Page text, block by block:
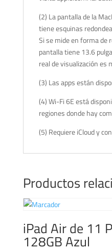
(2) La pantalla de la
tiene esquinas
Si se mide en forma de
pantalla tiene 13.6
real de visualización es
(3) Las apps están
(4) Wi-Fi 6E está
regiones donde hay
(5) Requiere iCloud y
Productos
iPad Air de 11
128GB Azul